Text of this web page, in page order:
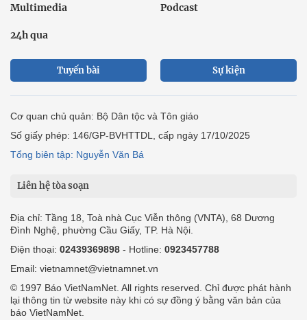
Multimedia Podcast
24h qua
Tuyến bài Sự kiện
Cơ quan chủ quản: Bộ Dân tộc và Tôn giáo
Số giấy phép: 146/GP-BVHTTDL, cấp ngày 17/10/2025
Tổng biên tập: Nguyễn Văn Bá
Liên hệ tòa soạn
Địa chỉ: Tầng 18, Toà nhà Cục Viễn thông (VNTA), 68 Dương
Đình Nghệ, phường Cầu Giấy, TP. Hà Nội.
Điện thoại: 02439369898 - Hotline: 0923457788
Email: vietnamnet@vietnamnet.vn
© 1997 Báo VietNamNet. All rights reserved. Chỉ được phát hành
lại thông tin từ website này khi có sự đồng ý bằng văn bản của
báo VietNamNet.